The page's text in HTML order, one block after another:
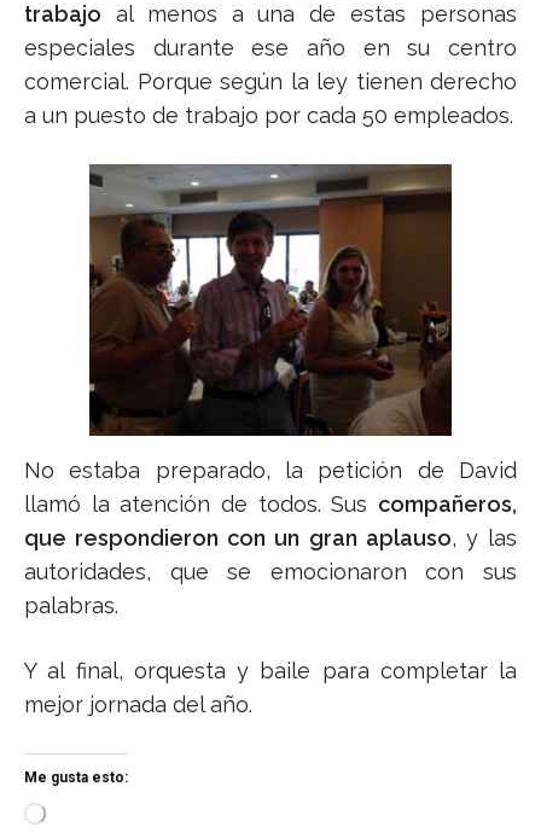
trabajo al menos a una de estas personas
especiales durante ese año en su centro
comercial. Porque según la ley tienen derecho
a un puesto de trabajo por cada 50 empleados.
No estaba preparado, la petición de David
llamó la atención de todos. Sus compañeros,
que respondieron con un gran aplauso, y las
autoridades, que se emocionaron con sus
palabras.
Y al final, orquesta y baile para completar la
mejor jornada del año.
Me gusta esto:
C